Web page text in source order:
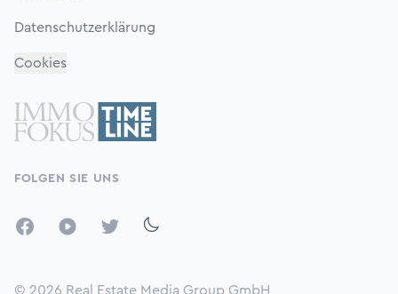
Datenschutzerklärung
Cookies
FOLGEN SIE UNS
FacebookYouTubeTwitter
© 2026 Real Estate Media Group GmbH